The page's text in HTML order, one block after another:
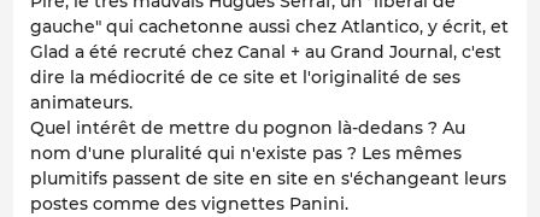
gauche" qui cachetonne aussi chez Atlantico, y écrit, et
Glad a été recruté chez Canal + au Grand Journal, c'est
dire la médiocrité de ce site et l'originalité de ses
animateurs.
Quel intérêt de mettre du pognon là-dedans ? Au
nom d'une pluralité qui n'existe pas ? Les mêmes
plumitifs passent de site en site en s'échangeant leurs
postes comme des vignettes Panini.